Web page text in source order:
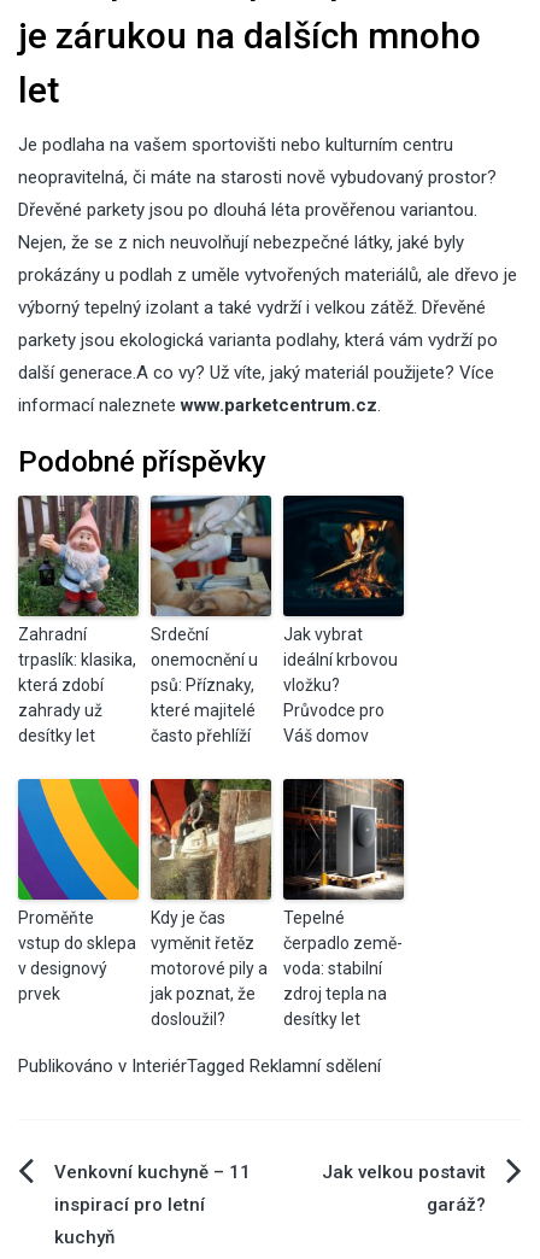
je zárukou na dalších mnoho
let
Je podlaha na vašem sportovišti nebo kulturním centru
neopravitelná, či máte na starosti nově vybudovaný prostor?
Dřevěné parkety jsou po dlouhá léta prověřenou variantou.
Nejen, že se z nich neuvolňují nebezpečné látky, jaké byly
prokázány u podlah z uměle vytvořených materiálů, ale dřevo je
výborný tepelný izolant a také vydrží i velkou zátěž. Dřevěné
parkety jsou ekologická varianta podlahy, která vám vydrží po
další generace.A co vy? Už víte, jaký materiál použijete? Více
informací naleznetewww.parketcentrum.cz.
Podobné příspěvky
Zahradní
trpaslík: klasika,
která zdobí
zahrady už
desítky let
Srdeční
onemocnění u
psů: Příznaky,
které majitelé
často přehlíží
Jak vybrat
ideální krbovou
vložku?
Průvodce pro
Váš domov
Proměňte
vstup do sklepa
v designový
prvek
Kdy je čas
vyměnit řetěz
motorové pily a
jak poznat, že
dosloužil?
Tepelné
čerpadlo země-
voda: stabilní
zdroj tepla na
desítky let
Publikováno v InteriérTagged Reklamní sdělení
Navigace
pro
Venkovní kuchyně – 11
inspirací pro letní
kuchyň
Jak velkou postavit
garáž?